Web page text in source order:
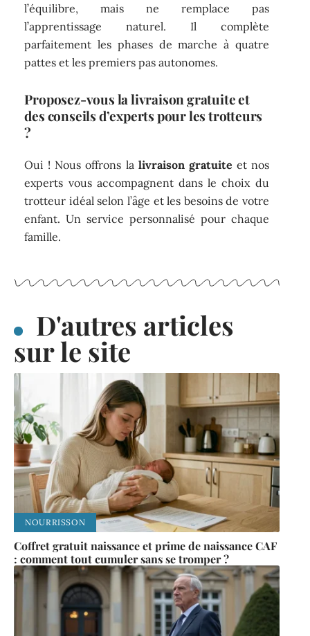
l’équilibre, mais ne remplace pas
l’apprentissage naturel. Il complète
parfaitement les phases de marche à quatre
pattes et les premiers pas autonomes.
Proposez-vous la livraison gratuite et
des conseils d’experts pour les trotteurs
?
Oui ! Nous offrons la livraison gratuite et nos
experts vous accompagnent dans le choix du
trotteur idéal selon l’âge et les besoins de votre
enfant. Un service personnalisé pour chaque
famille.
D'autres articles
sur le site
NOURRISSON
Coffret gratuit naissance et prime de naissance CAF
: comment tout cumuler sans se tromper ?